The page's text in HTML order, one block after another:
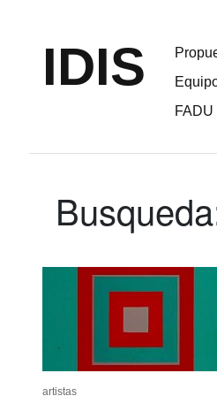
IDIS
FADU
artistas
artistas